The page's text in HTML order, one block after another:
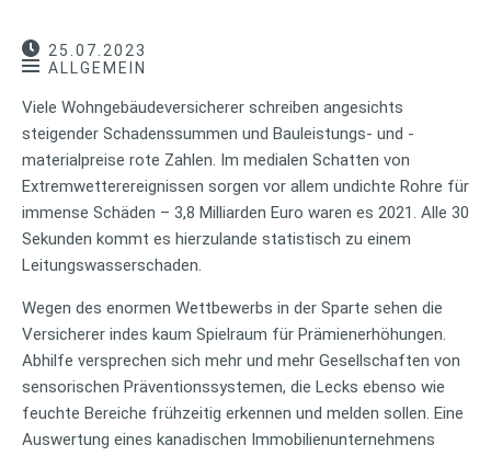
25.07.2023
ALLGEMEIN
Viele Wohngebäudeversicherer schreiben angesichts
steigender Schadenssummen und Bauleistungs- und -
materialpreise rote Zahlen. Im medialen Schatten von
Extremwetterereignissen sorgen vor allem undichte Rohre für
immense Schäden – 3,8 Milliarden Euro waren es 2021. Alle 30
Sekunden kommt es hierzulande statistisch zu einem
Leitungswasserschaden.
Wegen des enormen Wettbewerbs in der Sparte sehen die
Versicherer indes kaum Spielraum für Prämienerhöhungen.
Abhilfe versprechen sich mehr und mehr Gesellschaften von
sensorischen Präventionssystemen, die Lecks ebenso wie
feuchte Bereiche frühzeitig erkennen und melden sollen. Eine
Auswertung eines kanadischen Immobilienunternehmens